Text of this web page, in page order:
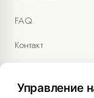
FAQ
Контакт
Управление